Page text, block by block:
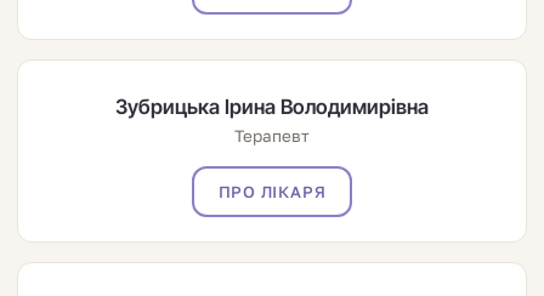
Зубрицька Ірина Володимирівна
Терапевт
ПРО ЛІКАРЯ